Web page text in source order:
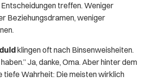
treffen. Weniger
Beziehungsdramen, weniger
klingen oft nach Binsenweisheiten.
Ja, danke, Oma. Aber hinter dem
tiefe Wahrheit: Die meisten wirklich